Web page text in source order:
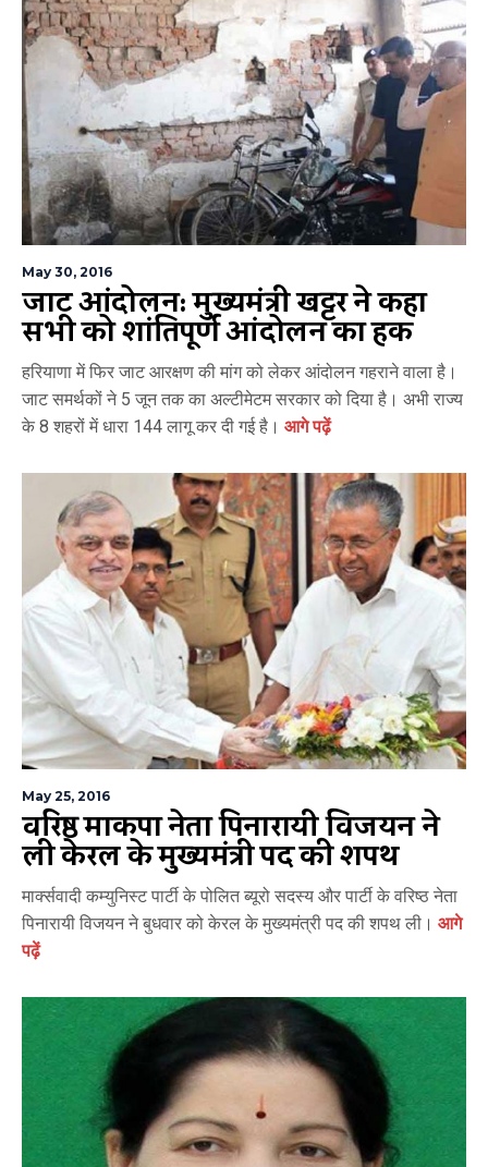
May 30, 2016
जाट आंदोलन: मुख्यमंत्री खट्टर ने कहा
सभी को शांतिपूर्ण आंदोलन का हक
हरियाणा में फिर जाट आरक्षण की मांग को लेकर आंदोलन गहराने वाला है।
जाट समर्थकों ने 5 जून तक का अल्टीमेटम सरकार को दिया है। अभी राज्य
के 8 शहरों में धारा 144 लागू कर दी गई है। आगे पढ़ें
May 25, 2016
वरिष्ठ माकपा नेता पिनारायी विजयन ने
ली केरल के मुख्यमंत्री पद की शपथ
मार्क्सवादी कम्युनिस्ट पार्टी के पोलित ब्यूरो सदस्य और पार्टी के वरिष्ठ नेता
पिनारायी विजयन ने बुधवार को केरल के मुख्यमंत्री पद की शपथ ली। आगे
पढ़ें